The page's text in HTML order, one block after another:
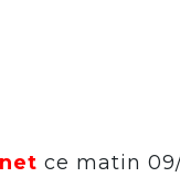
ce matin 09/